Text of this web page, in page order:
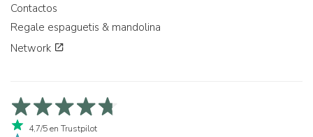
Contactos
Regale espaguetis & mandolina
Network
4,7/5 en Trustpilot